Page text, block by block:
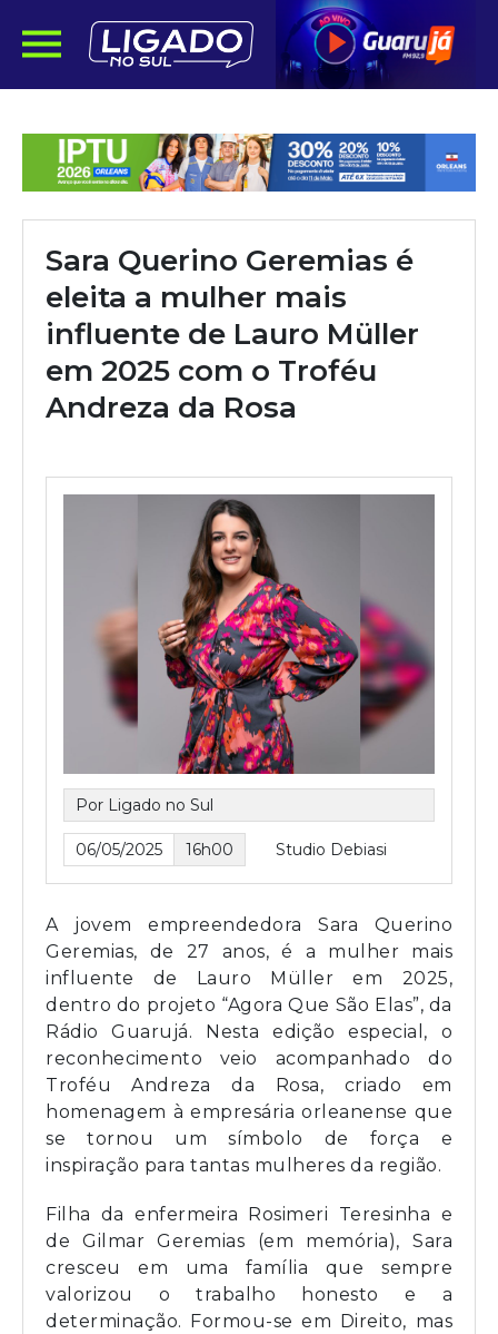
Sara Querino Geremias é
eleita a mulher mais
influente de Lauro Müller
em 2025 com o Troféu
Andreza da Rosa
Por Ligado no Sul
06/05/2025 16h00 Studio Debiasi
A jovem empreendedora Sara Querino
Geremias, de 27 anos, é a mulher mais
influente de Lauro Müller em 2025,
dentro do projeto “Agora Que São Elas”, da
Rádio Guarujá. Nesta edição especial, o
reconhecimento veio acompanhado do
Troféu Andreza da Rosa, criado em
homenagem à empresária orleanense que
se tornou um símbolo de força e
inspiração para tantas mulheres da região.
Filha da enfermeira Rosimeri Teresinha e
de Gilmar Geremias (em memória), Sara
cresceu em uma família que sempre
valorizou o trabalho honesto e a
determinação. Formou-se em Direito, mas